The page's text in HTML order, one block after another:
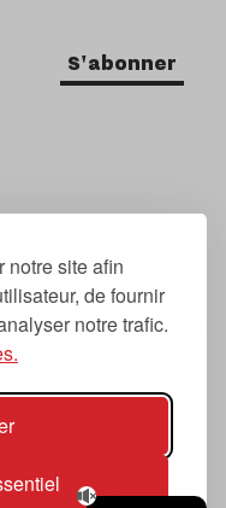
notre site afin
de fournir
notre trafic.
S'abonner
sur la
dont la
», « suivant
du
tendances
la musique
hop, et des
liés à la